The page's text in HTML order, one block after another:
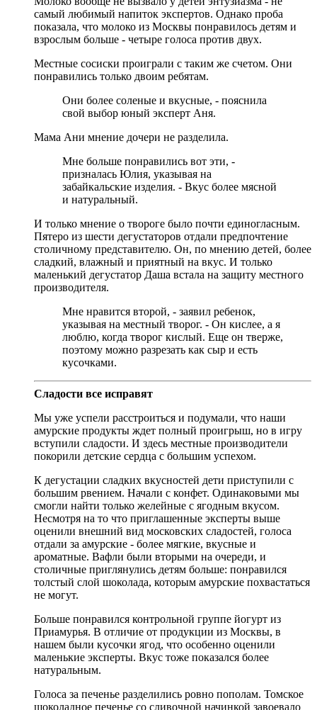
самый любимый напиток экспертов. Однако проба
показала, что молоко из Москвы понравилось детям и
взрослым больше - четыре голоса против двух.
Местные сосиски проиграли с таким же счетом. Они
понравились только двоим ребятам.
Они более соленые и вкусные, - пояснила
свой выбор юный эксперт Аня.
Мама Ани мнение дочери не разделила.
Мне больше понравились вот эти, -
призналась Юлия, указывая на
забайкальские изделия. - Вкус более мясной
и натуральный.
И только мнение о твороге было почти единогласным.
Пятеро из шести дегустаторов отдали предпочтение
столичному представителю. Он, по мнению детей, более
сладкий, влажный и приятный на вкус. И только
маленький дегустатор Даша встала на защиту местного
производителя.
Мне нравится второй, - заявил ребенок,
указывая на местный творог. - Он кислее, а я
люблю, когда творог кислый. Еще он тверже,
поэтому можно разрезать как сыр и есть
кусочками.
Сладости все исправят
Мы уже успели расстроиться и подумали, что наши
амурские продукты ждет полный проигрыш, но в игру
вступили сладости. И здесь местные производители
покорили детские сердца с большим успехом.
К дегустации сладких вкусностей дети приступили с
большим рвением. Начали с конфет. Одинаковыми мы
смогли найти только желейные с ягодным вкусом.
Несмотря на то что приглашенные эксперты выше
оценили внешний вид московских сладостей, голоса
отдали за амурские - более мягкие, вкусные и
ароматные. Вафли были вторыми на очереди, и
столичные приглянулись детям больше: понравился
толстый слой шоколада, которым амурские похвастаться
не могут.
Больше понравился контрольной группе йогурт из
Приамурья. В отличие от продукции из Москвы, в
нашем были кусочки ягод, что особенно оценили
маленькие эксперты. Вкус тоже показался более
натуральным.
Голоса за печенье разделились ровно пополам. Томское
шоколадное печенье со сливочной начинкой завоевало